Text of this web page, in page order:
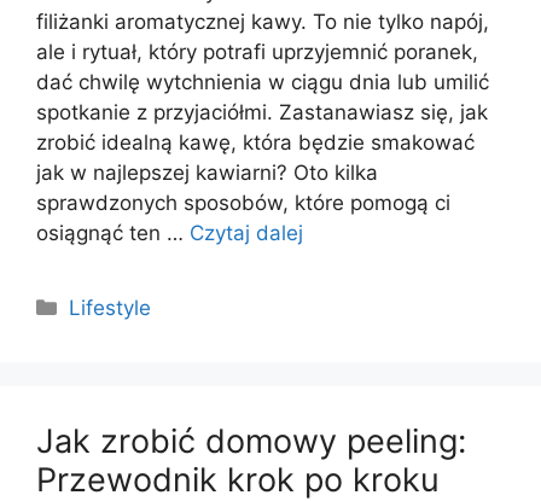
filiżanki aromatycznej kawy. To nie tylko napój,
ale i rytuał, który potrafi uprzyjemnić poranek,
dać chwilę wytchnienia w ciągu dnia lub umilić
spotkanie z przyjaciółmi. Zastanawiasz się, jak
zrobić idealną kawę, która będzie smakować
jak w najlepszej kawiarni? Oto kilka
sprawdzonych sposobów, które pomogą ci
osiągnąć ten … Czytaj dalej
Kategorie
Lifestyle
Jak zrobić domowy peeling:
Przewodnik krok po kroku